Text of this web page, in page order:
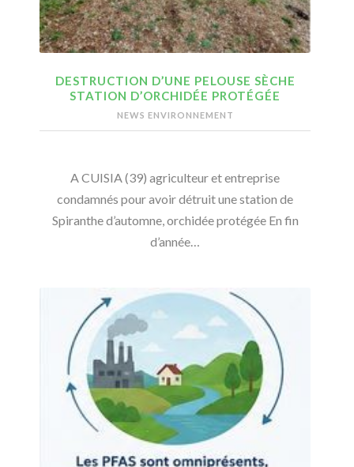
DESTRUCTION D’UNE PELOUSE SÈCHE
STATION D’ORCHIDÉE PROTÉGÉE
NEWS ENVIRONNEMENT
A CUISIA (39) agriculteur et entreprise
condamnés pour avoir détruit une station de
Spiranthe d’automne, orchidée protégée En fin
d’année…